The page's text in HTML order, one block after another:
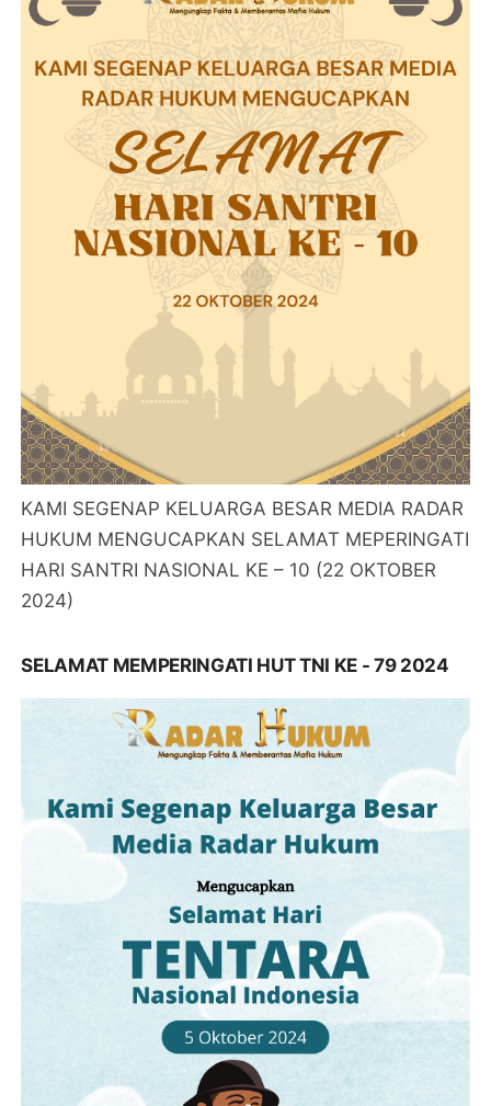
KAMI SEGENAP KELUARGA BESAR MEDIA RADAR
HUKUM MENGUCAPKAN SELAMAT MEPERINGATI
HARI SANTRI NASIONAL KE – 10 (22 OKTOBER
2024)
SELAMAT MEMPERINGATI HUT TNI KE - 79 2024